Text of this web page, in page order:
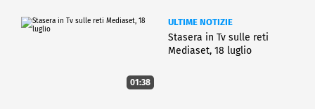
01:38
ULTIME NOTIZIE
Stasera in Tv sulle reti
Mediaset, 18 luglio